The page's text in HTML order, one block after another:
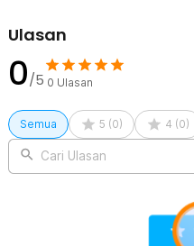
Ulasan
0/5 0 Ulasan
Semua 5 (0) 4 (0)
Cari Ulasan